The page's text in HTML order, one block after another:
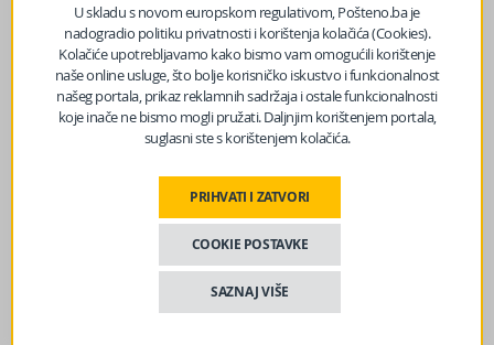
FacebookMessenger
TwitterWhatsApp
Viber Email
U skladu s novom europskom regulativom, Pošteno.ba je
nadogradio politiku privatnosti i korištenja kolačića (Cookies).
Kolačiće upotrebljavamo kako bismo vam omogućili korištenje
naše online usluge, što bolje korisničko iskustvo i funkcionalnost
našeg portala, prikaz reklamnih sadržaja i ostale funkcionalnosti
koje inače ne bismo mogli pružati. Daljnjim korištenjem portala,
suglasni ste s korištenjem kolačića.
PRIHVATI I ZATVORI
COOKIE POSTAVKE
SAZNAJ VIŠE